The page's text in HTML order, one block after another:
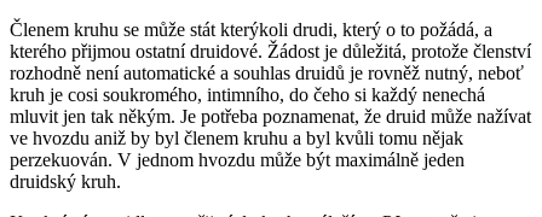
Členem kruhu se může stát kterýkoli drudi, který o to požádá, a
kterého přijmou ostatní druidové. Žádost je důležitá, protože členství
rozhodně není automatické a souhlas druidů je rovněž nutný, neboť
kruh je cosi soukromého, intimního, do čeho si každý nenechá
mluvit jen tak někým. Je potřeba poznamenat, že druid může nažívat
ve hvozdu aniž by byl členem kruhu a byl kvůli tomu nějak
perzekuován. V jednom hvozdu může být maximálně jeden
druidský kruh.